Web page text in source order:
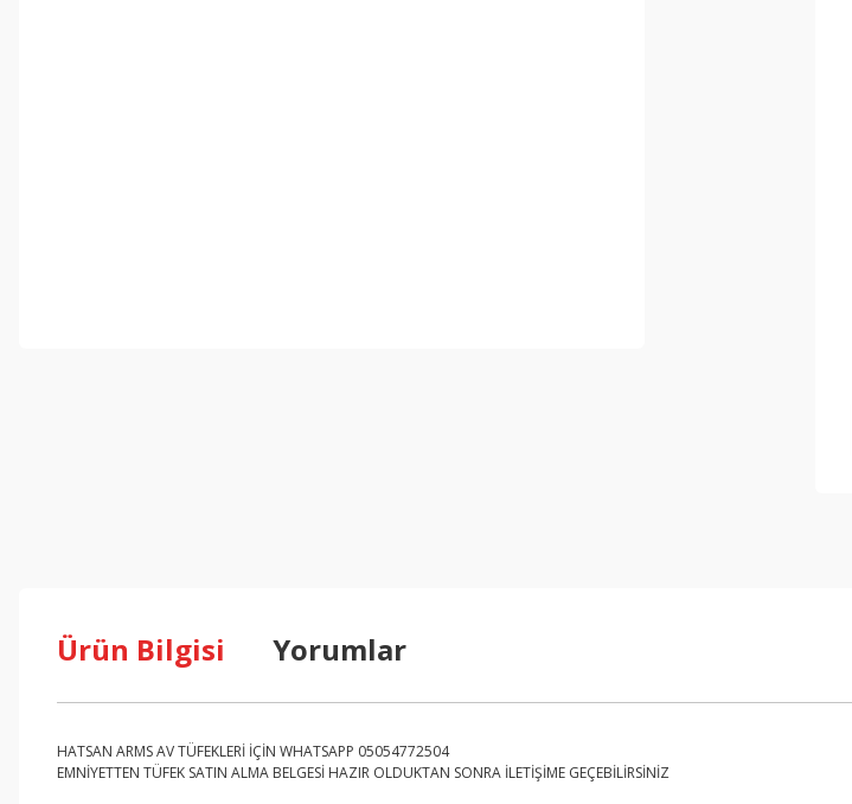
Ürün Bilgisi Yorumlar
HATSAN ARMS AV TÜFEKLERİ İÇİN WHATSAPP 05054772504
EMNİYETTEN TÜFEK SATIN ALMA BELGESİ HAZIR OLDUKTAN SONRA İLETİŞİME GEÇEBİLİRSİNİZ